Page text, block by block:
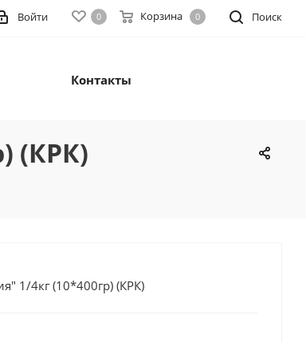
Поиск
0 Корзина 0
Войти
Контакты
(КРК)
1/4кг (10*400гр) (КРК)